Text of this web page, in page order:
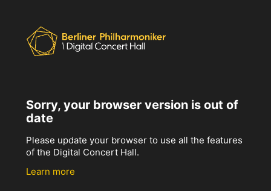
Sorry, your browser version is out of
date
Please update your browser to use all the features
of the Digital Concert Hall.
Learn more